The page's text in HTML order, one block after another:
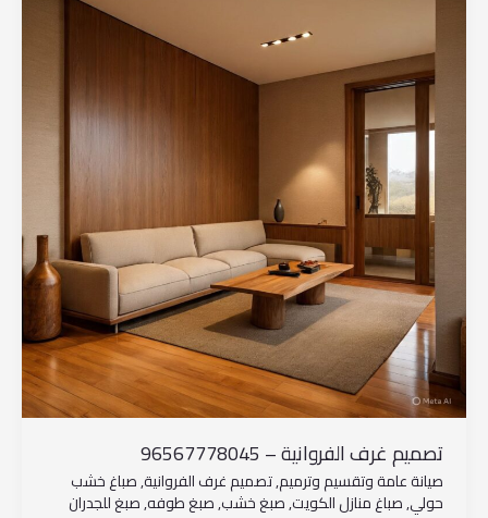
تصميم غرف الفروانية – 96567778045
صيانة عامة وتقسيم وترميم,تصميم غرف الفروانية,صباغ خشب
حولي,صباغ منازل الكويت,صبغ خشب,صبغ طوفه,صبغ للجدران
–
96567778045